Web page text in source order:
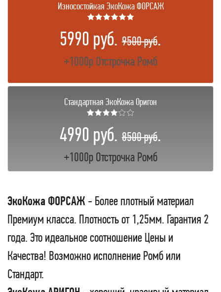
Износостойкая ЭкоКожа ФОРСАЖ
★★★★★★
5990 руб. 9500 руб.
+1000р Отстрочка Ромб
Стандартная ЭкоКожа Оригон
★★★★☆☆
4990 руб. 8500 руб.
+1000р Отстрочка Ромб
ЭкоКожа ФОРСАЖ - Более плотный материал
Премиум класса. Плотность от 1,25мм. Гарантия 2
года. Это идеальное соотношение Цены и
Качества! Возможно исполнение Ромб или
Стандарт.